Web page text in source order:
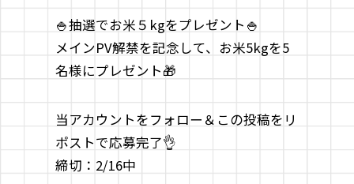
🍚抽選でお米５kgをプレゼント🍚
メインPV解禁を記念して、お米5kgを5
名様にプレゼント🎁
当アカウントをフォロー＆この投稿をリ
ポストで応募完了👌
締切：2/16中